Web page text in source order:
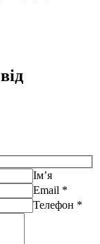
від
Ім’я
Email *
Телефон *